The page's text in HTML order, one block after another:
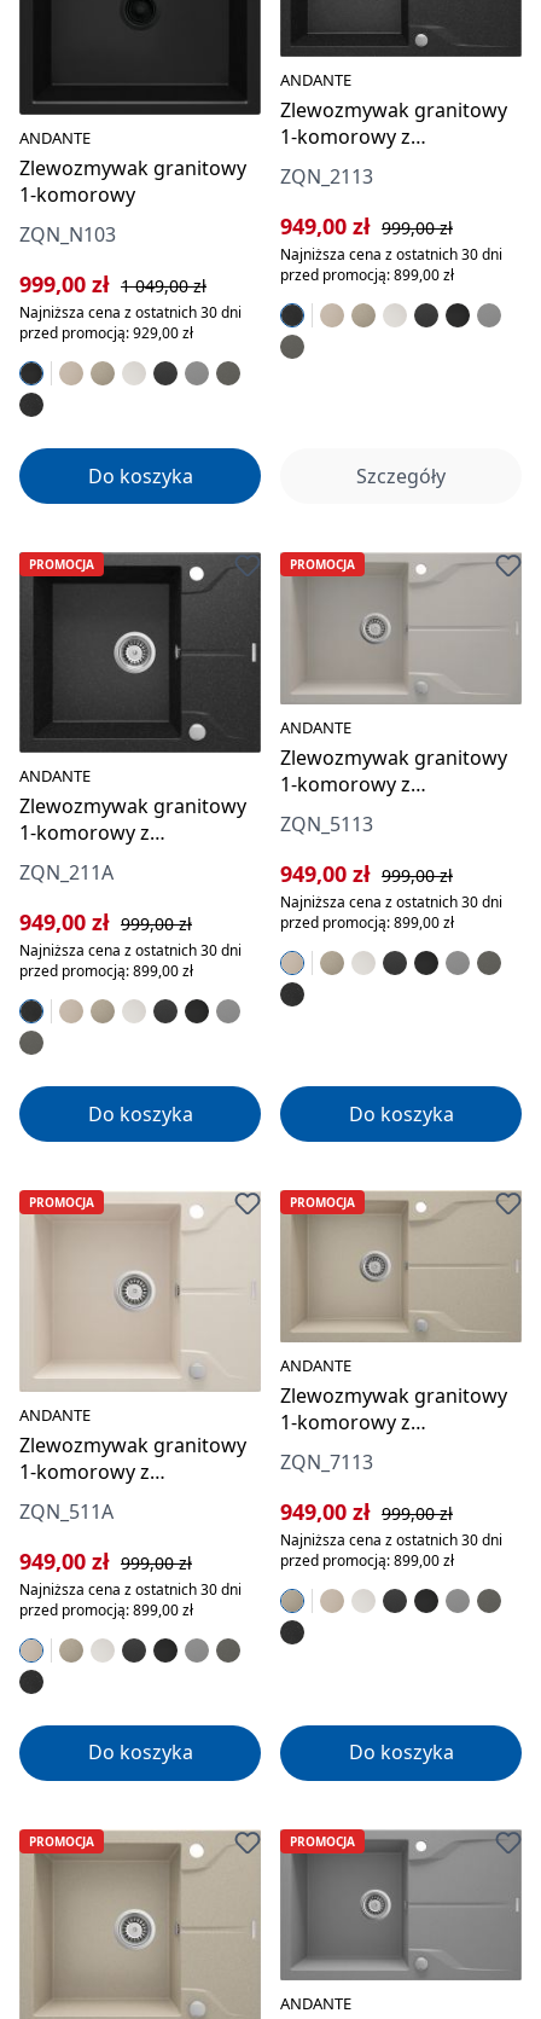
ANDANTE
Zlewozmywak granitowy
1-komorowy
ZQN_N103
Cena sprzedaży:
999,00 zł Cena regularna:
1 049,00 zł
Najniższa cena z ostatnich 30 dni
przed promocją: 929,00 zł
Do koszyka
ANDANTE
Zlewozmywak granitowy
1-komorowy z
ociekaczem
ZQN_2113
Cena sprzedaży:
949,00 zł Cena regularna:
999,00 zł
Najniższa cena z ostatnich 30 dni
przed promocją: 899,00 zł
Szczegóły
PROMOCJA
ANDANTE
Zlewozmywak granitowy
1-komorowy z
ociekaczem
ZQN_211A
Cena sprzedaży:
949,00 zł Cena regularna:
999,00 zł
Najniższa cena z ostatnich 30 dni
przed promocją: 899,00 zł
Do koszyka
PROMOCJA
ANDANTE
Zlewozmywak granitowy
1-komorowy z
ociekaczem
ZQN_5113
Cena sprzedaży:
949,00 zł Cena regularna:
999,00 zł
Najniższa cena z ostatnich 30 dni
przed promocją: 899,00 zł
Do koszyka
PROMOCJA
ANDANTE
Zlewozmywak granitowy
1-komorowy z
ociekaczem
ZQN_511A
Cena sprzedaży:
949,00 zł Cena regularna:
999,00 zł
Najniższa cena z ostatnich 30 dni
przed promocją: 899,00 zł
Do koszyka
PROMOCJA
ANDANTE
Zlewozmywak granitowy
1-komorowy z
ociekaczem
ZQN_7113
Cena sprzedaży:
949,00 zł Cena regularna:
999,00 zł
Najniższa cena z ostatnich 30 dni
przed promocją: 899,00 zł
Do koszyka
PROMOCJA PROMOCJA
ANDANTE